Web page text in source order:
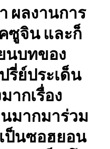
ผลงานการ
ซูจิน และก็
นบทของ
รี่ย์ประเด็น
ากเรื่อง
มากมาร่วม
ป็นซอฮยอน